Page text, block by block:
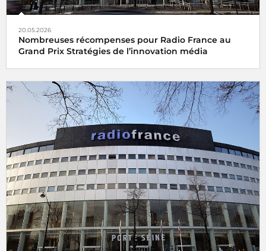
20.05.2026
Nombreuses récompenses pour Radio France au
Grand Prix Stratégies de l’innovation média